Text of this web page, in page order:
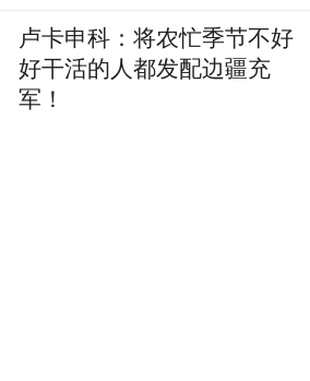
卢卡申科：将农忙季节不好
好干活的人都发配边疆充
军！